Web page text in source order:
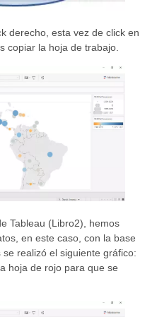
derecho, esta vez de click en
copiar la hoja de trabajo.
Tableau (Libro2), hemos
en este caso, con la base
realizó el siguiente gráfico:
hoja de rojo para que se